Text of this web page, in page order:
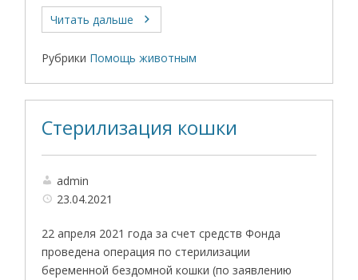
Читать дальше
Рубрики Помощь животным
Стерилизация кошки
admin
23.04.2021
22 апреля 2021 года за счет средств Фонда
проведена операция по стерилизации
беременной бездомной кошки (по заявлению